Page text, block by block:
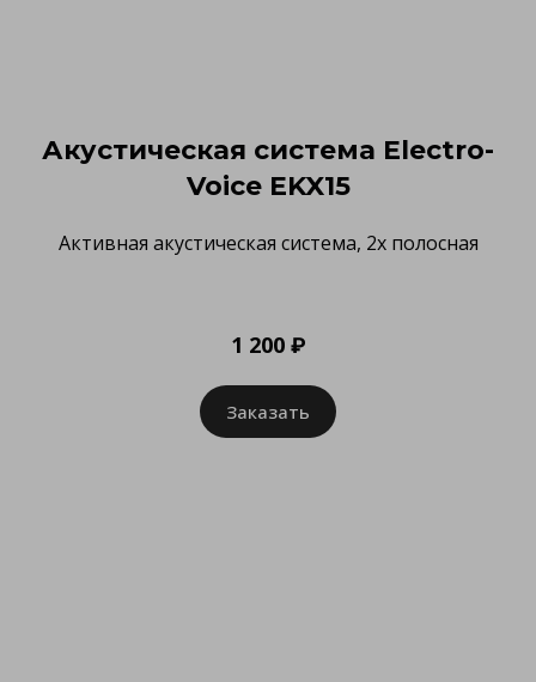
Акустическая система Electro-
Voice EKX15
Активная акустическая система, 2х полосная
1 200 ₽
Заказать